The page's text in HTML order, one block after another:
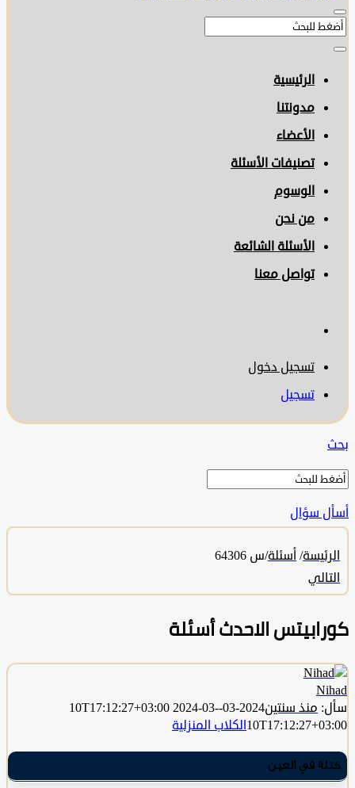
الرئيسية
مدونتنا
الأعضاء
تصنيفات الأسئلة
الوسوم
من نحن
الأسئلة الشائعة
تواصل معنا
تسجيل دخول
تسجيل
سؤال
/ أسئلة/س 64306
الاحدث أسئلة
منذ سنتين2024-03-10T17:12:27+03:00
2024-03-
الكلاب المنزلية
في العين